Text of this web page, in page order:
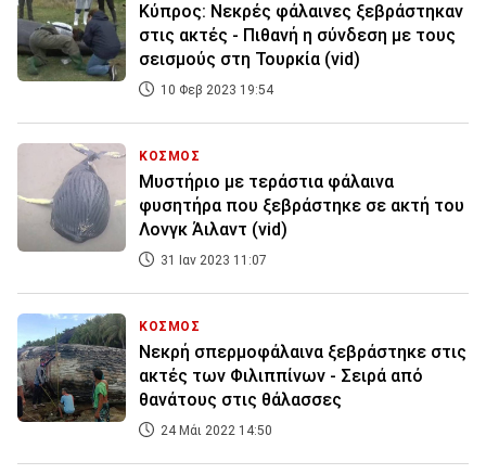
Κύπρος: Νεκρές φάλαινες ξεβράστηκαν
στις ακτές - Πιθανή η σύνδεση με τους
σεισμούς στη Τουρκία (vid)
10 Φεβ 2023 19:54
ΚΟΣΜΟΣ
Μυστήριο με τεράστια φάλαινα
φυσητήρα που ξεβράστηκε σε ακτή του
Λονγκ Άιλαντ (vid)
31 Ιαν 2023 11:07
ΚΟΣΜΟΣ
Νεκρή σπερμοφάλαινα ξεβράστηκε στις
ακτές των Φιλιππίνων - Σειρά από
θανάτους στις θάλασσες
24 Μάι 2022 14:50